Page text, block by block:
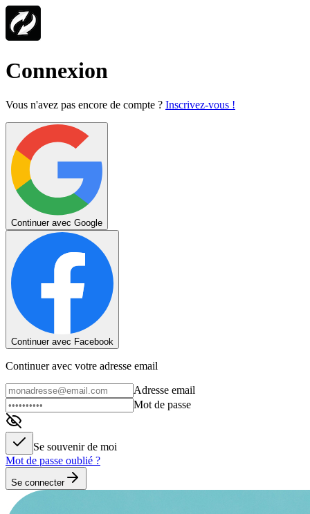
Connexion
Vous n'avez pas encore de compte ? Inscrivez-vous !
Continuer avec Google
Continuer avec Facebook
Continuer avec votre adresse email
Adresse email
Mot de passe
Se souvenir de moi
Mot de passe oublié ?
Se connecter